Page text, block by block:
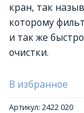
кран, так
которому
и так же
очистки.
В избранное
Артикул: 2422 020